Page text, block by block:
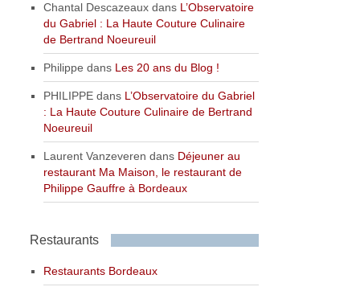
Chantal Descazeaux dans L’Observatoire
du Gabriel : La Haute Couture Culinaire
de Bertrand Noeureuil
Philippe dans Les 20 ans du Blog !
PHILIPPE dans L’Observatoire du Gabriel
: La Haute Couture Culinaire de Bertrand
Noeureuil
Laurent Vanzeveren dans Déjeuner au
restaurant Ma Maison, le restaurant de
Philippe Gauffre à Bordeaux
Restaurants
Restaurants Bordeaux